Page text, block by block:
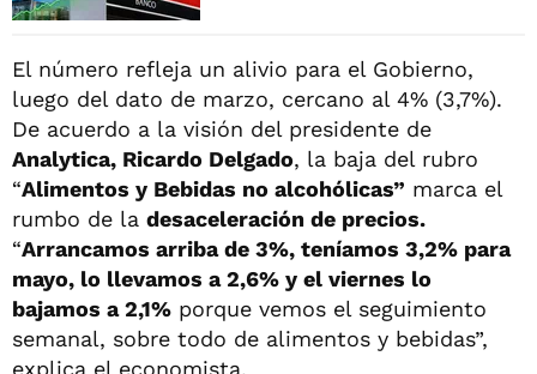
El número refleja un alivio para el Gobierno,
luego del dato de marzo, cercano al 4% (3,7%).
De acuerdo a la visión del presidente de
Analytica, Ricardo Delgado, la baja del rubro
“Alimentos y Bebidas no alcohólicas” marca el
rumbo de la desaceleración de precios.
“Arrancamos arriba de 3%, teníamos 3,2% para
mayo, lo llevamos a 2,6% y el viernes lo
bajamos a 2,1% porque vemos el seguimiento
semanal, sobre todo de alimentos y bebidas”,
explica el economista.